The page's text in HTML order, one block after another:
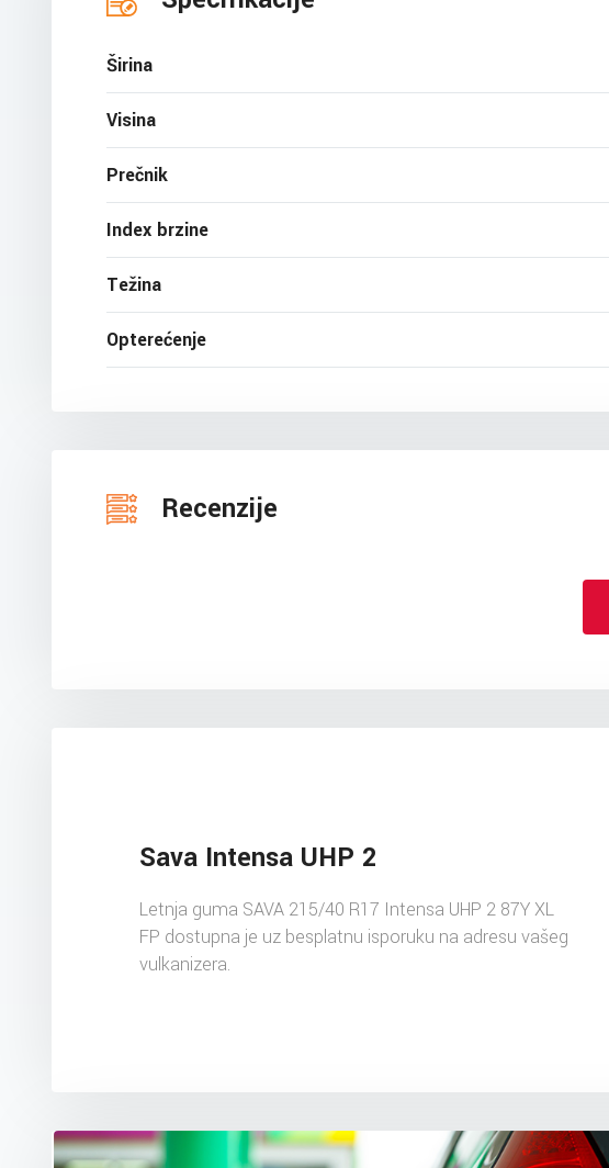
Širina
Visina
Prečnik
Index brzine
Težina
Opterećenje
Recenzije
Sava Intensa UHP 2
Letnja guma SAVA 215/40 R17 Intensa UHP 2 87Y XL
FP dostupna je uz besplatnu isporuku na adresu vašeg
vulkanizera.